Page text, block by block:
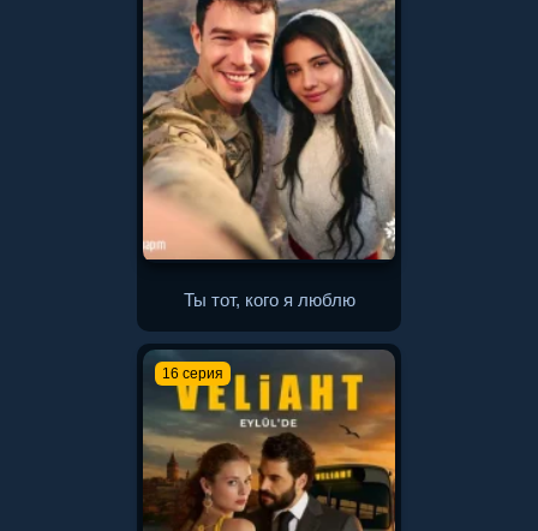
Ты тот, кого я люблю
16 серия